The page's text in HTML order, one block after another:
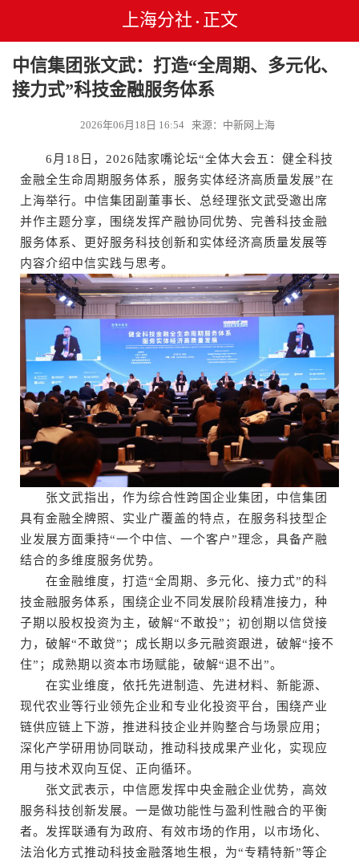
上海分社 • 正文
中信集团张文武：打造“全周期、多元化、
接力式”科技金融服务体系
2026年06月18日 16:54 来源：中新网上海
6月18日，2026陆家嘴论坛“全体大会五：健全科技
金融全生命周期服务体系，服务实体经济高质量发展”在
上海举行。中信集团副董事长、总经理张文武受邀出席
并作主题分享，围绕发挥产融协同优势、完善科技金融
服务体系、更好服务科技创新和实体经济高质量发展等
内容介绍中信实践与思考。
张文武指出，作为综合性跨国企业集团，中信集团
具有金融全牌照、实业广覆盖的特点，在服务科技型企
业发展方面秉持“一个中信、一个客户”理念，具备产融
结合的多维度服务优势。
在金融维度，打造“全周期、多元化、接力式”的科
技金融服务体系，围绕企业不同发展阶段精准接力，种
子期以股权投资为主，破解“不敢投”；初创期以信贷接
力，破解“不敢贷”；成长期以多元融资跟进，破解“接不
住”；成熟期以资本市场赋能，破解“退不出”。
在实业维度，依托先进制造、先进材料、新能源、
现代农业等行业领先企业和专业化投资平台，围绕产业
链供应链上下游，推进科技企业并购整合与场景应用；
深化产学研用协同联动，推动科技成果产业化，实现应
用与技术双向互促、正向循环。
张文武表示，中信愿发挥中央金融企业优势，高效
服务科技创新发展。一是做功能性与盈利性融合的平衡
者。发挥联通有为政府、有效市场的作用，以市场化、
法治化方式推动科技金融落地生根，为“专精特新”等企